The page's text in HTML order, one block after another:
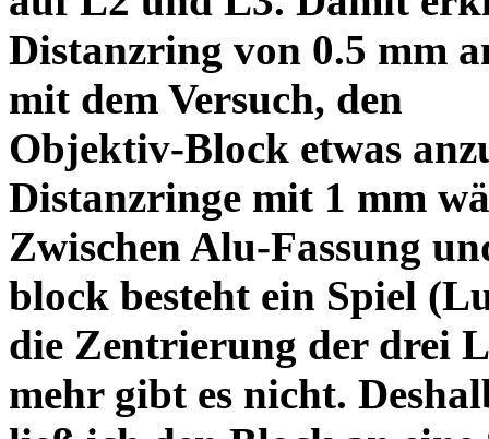
Distanzring von 0.5 mm
mit dem Versuch, den
Objektiv-Block etwas
Distanzringe mit 1 mm
Zwischen Alu-Fassung
block besteht ein Spiel
die Zentrierung der drei
mehr gibt es nicht.